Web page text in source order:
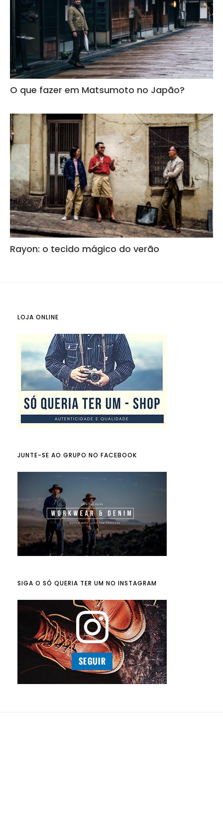
O que fazer em Matsumoto no Japão?
Rayon: o tecido mágico do verão
LOJA ONLINE
JUNTE-SE AO GRUPO NO FACEBOOK
SIGA O SÓ QUERIA TER UM NO INSTAGRAM